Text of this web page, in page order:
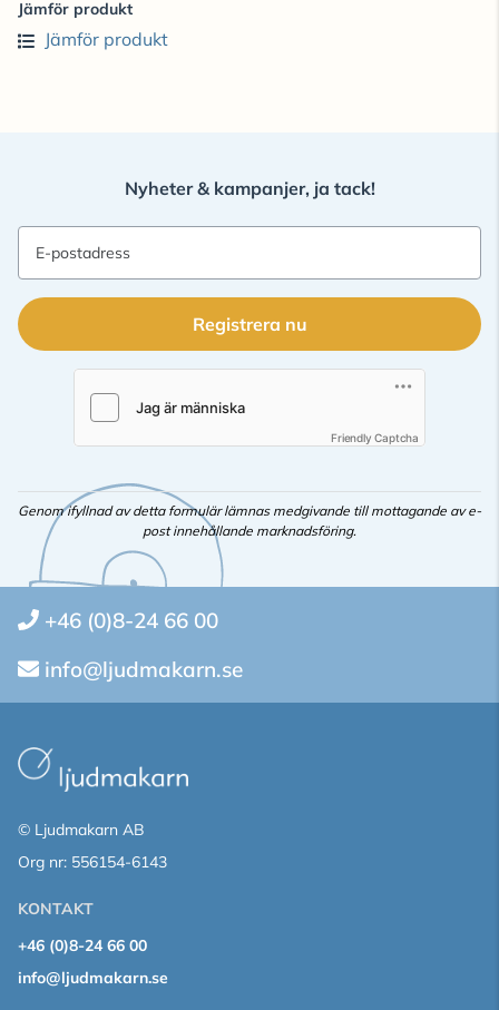
Jämför produkt
Jämför produkt
Nyheter & kampanjer, ja tack!
E-postadress
Registrera nu
Friendly Captcha
Genom ifyllnad av detta formulär lämnas medgivande till mottagande av e-
post innehållande marknadsföring.
+46 (0)8-24 66 00
info@ljudmakarn.se
© Ljudmakarn AB
Org nr: 556154-6143
KONTAKT
+46 (0)8-24 66 00
info@ljudmakarn.se